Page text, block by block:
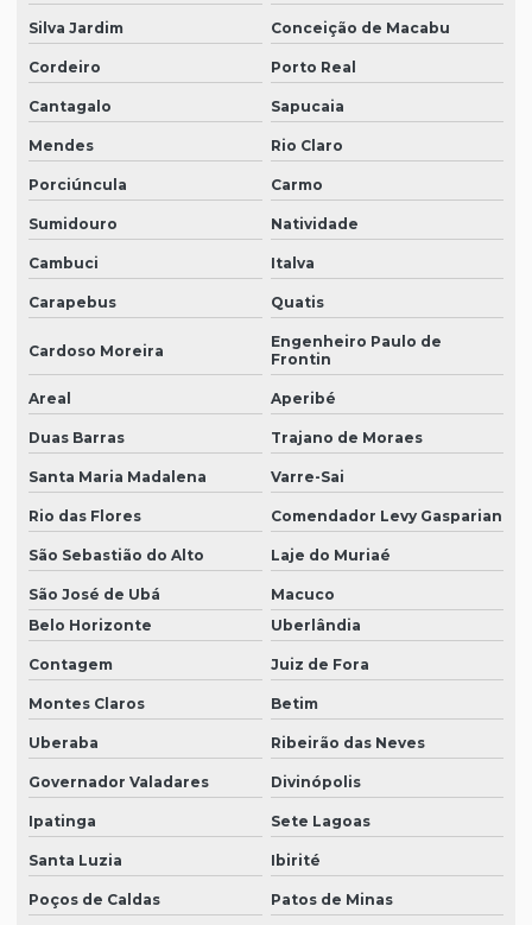
Silva Jardim Conceição de Macabu
Cordeiro Porto Real
Cantagalo Sapucaia
Mendes Rio Claro
Porciúncula Carmo
Sumidouro Natividade
Cambuci Italva
Carapebus Quatis
Cardoso Moreira
Engenheiro Paulo de
Frontin
Areal Aperibé
Duas Barras Trajano de Moraes
Santa Maria Madalena Varre-Sai
Rio das Flores Comendador Levy Gasparian
São Sebastião do Alto Laje do Muriaé
São José de Ubá
Macuco
Belo Horizonte
Uberlândia
Contagem Juiz de Fora
Montes Claros Betim
Uberaba Ribeirão das Neves
Governador Valadares Divinópolis
Ipatinga Sete Lagoas
Santa Luzia Ibirité
Poços de Caldas Patos de Minas